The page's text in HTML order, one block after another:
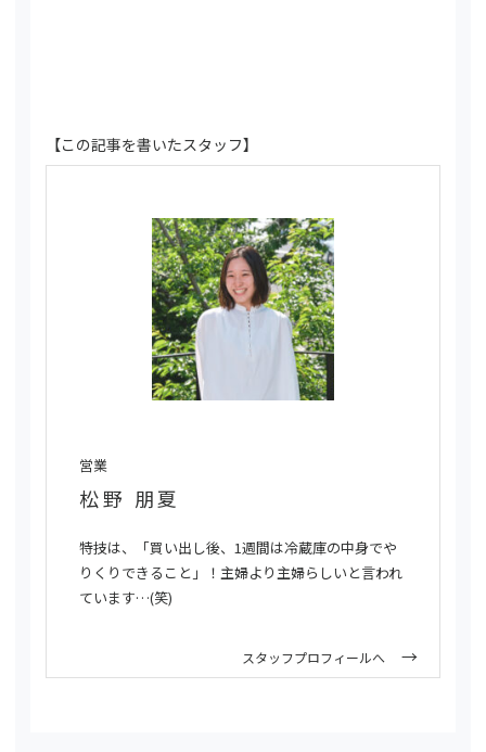
【この記事を書いたスタッフ】
営業
松野 朋夏
特技は、「買い出し後、1週間は冷蔵庫の中身でや
りくりできること」！主婦より主婦らしいと言われ
ています…(笑)
スタッフプロフィールへ